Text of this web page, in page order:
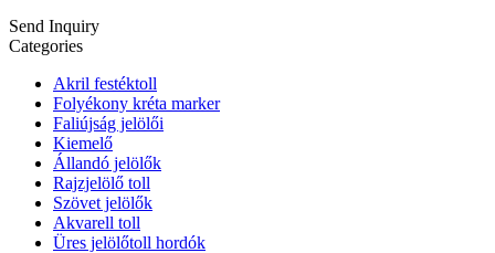
Send Inquiry
Categories
Akril festéktoll
Folyékony kréta marker
Faliújság jelölői
Kiemelő
Állandó jelölők
Rajzjelölő toll
Szövet jelölők
Akvarell toll
Üres jelölőtoll hordók